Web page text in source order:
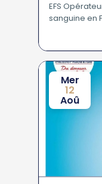
EFS
sanguine en
Mer
12
Aoû